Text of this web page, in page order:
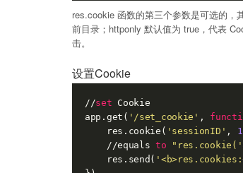
res.cookie 函数的第三个参数是可选的，
前目录；httponly 默认值为 true，代表
击。
设置Cookie
//set Cookie
app.get( '/set_cookie' ,
    res.cookie(
'sessionID' ,
    //equals
to
    res.send(